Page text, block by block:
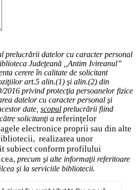
prelucrării datelor cu caracter personal
Judeţeană ,,Antim Ivireanul”
cerere în calitate de solicitant
art.5 alin.(1) şi alin.(2) din
2016 privind protecţia persoanelor fizice
datelor cu caracter personal şi
date scopul prelucrării fiind
către solicitanţi a referinţelor
electronice proprii sau din alte
realizarea unor
subiect conform profilului
precum şi alte informaţii referitoare
şi la serviciile bibliotecii.
pe care le am (